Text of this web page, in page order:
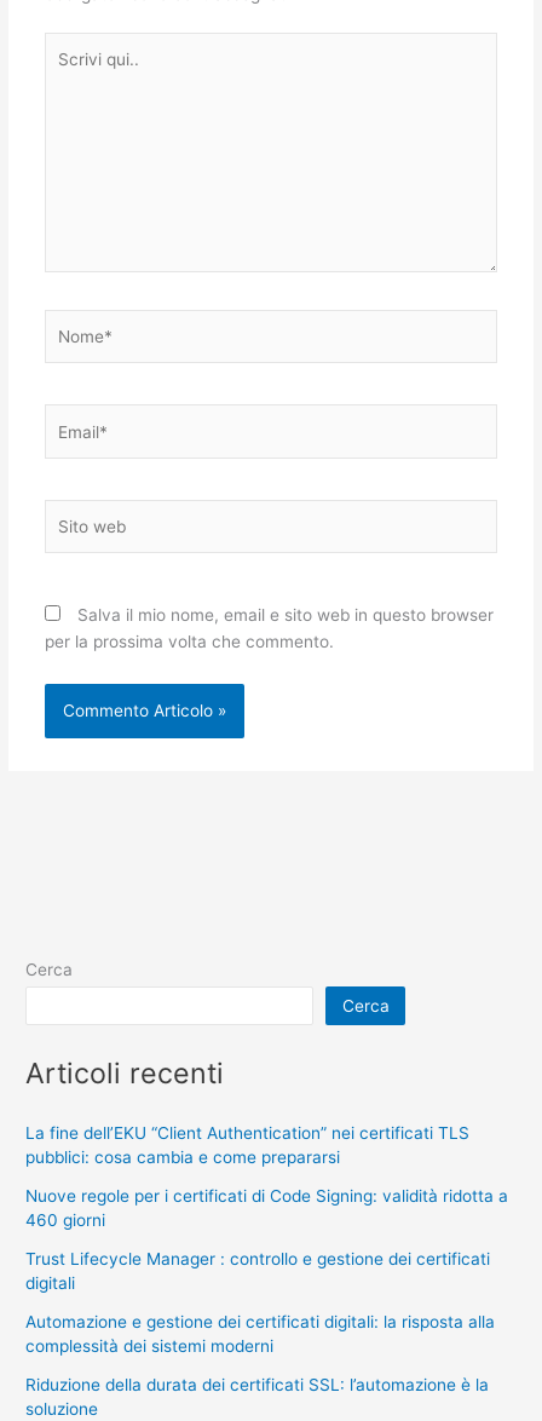
qui..
web
Salva il mio nome, email e sito web in questo browser
per la prossima volta che commento.
Cerca
Cerca
Articoli recenti
La fine dell’EKU “Client Authentication” nei certificati TLS
pubblici: cosa cambia e come prepararsi
Nuove regole per i certificati di Code Signing: validità ridotta a
460 giorni
Trust Lifecycle Manager : controllo e gestione dei certificati
digitali
Automazione e gestione dei certificati digitali: la risposta alla
complessità dei sistemi moderni
Riduzione della durata dei certificati SSL: l’automazione è la
soluzione